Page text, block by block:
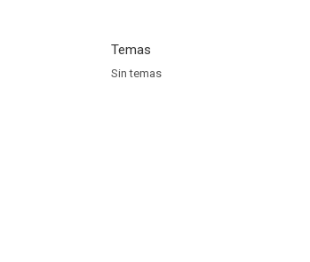
Temas
Sin temas